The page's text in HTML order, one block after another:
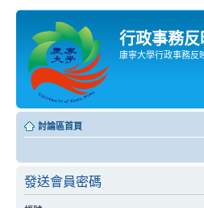
行政事務反
康寧大學行政事務反
討論區首頁
發送會員密碼